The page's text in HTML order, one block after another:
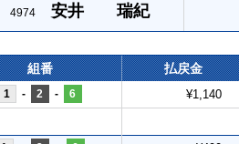
4974 安井 瑞紀
組番 払戻金
1 - 2 - 6 ¥1,140